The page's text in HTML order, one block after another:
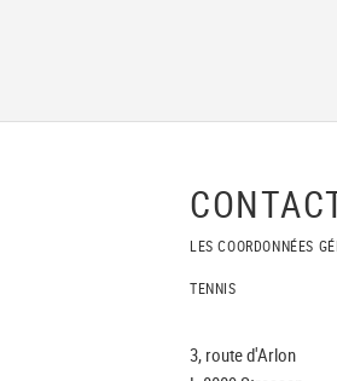
LES COORDONNÉES
TENNIS
3, route d'Arlon